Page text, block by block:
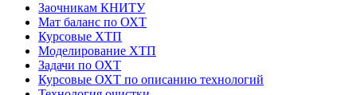
Заочникам КНИТУ
Мат баланс по ОХТ
Курсовые ХТП
Моделирование ХТП
Задачи по ОХТ
Курсовые ОХТ по описанию технологий